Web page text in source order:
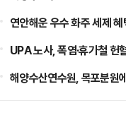
연안해운 우수 화주 세제
UPA 노사, 폭염·휴가철 헌
해양수산연수원, 목포분원